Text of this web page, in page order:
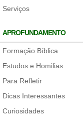
Serviços
APROFUNDAMENTO
Formação Bíblica
Estudos e Homilias
Para Refletir
Dicas Interessantes
Curiosidades